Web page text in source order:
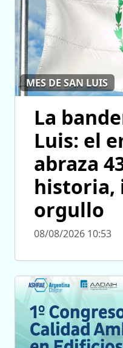
MES DE SAN LUIS
La
Luis: el
abraza
historia,
orgullo
08/08/2026 10:53